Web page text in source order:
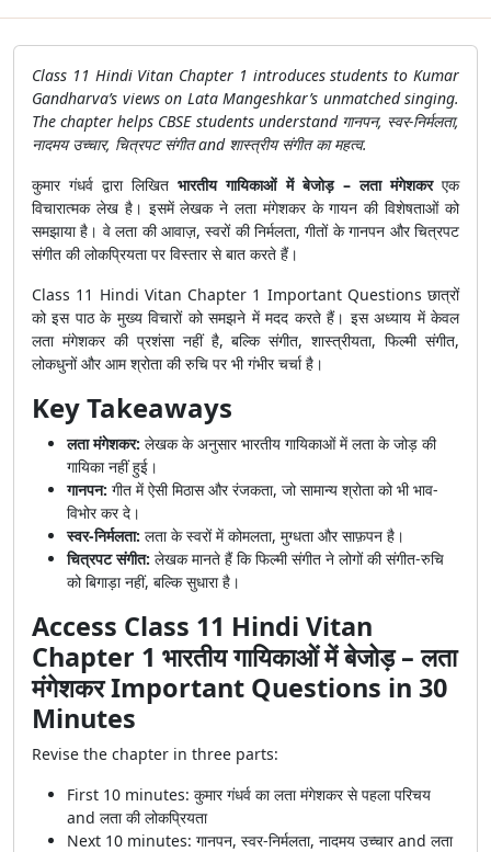
Class 11 Hindi Vitan Chapter 1 introduces students to Kumar
Gandharva’s views on Lata Mangeshkar’s unmatched singing.
The chapter helps CBSE students understand गानपन, स्वर-निर्मलता,
नादमय उच्चार, चित्रपट संगीत and शास्त्रीय संगीत का महत्व.
कुमार गंधर्व द्वारा लिखितभारतीय गायिकाओं में बेजोड़ – लता मंगेशकरएक
विचारात्मक लेख है। इसमें लेखक ने लता मंगेशकर के गायन की विशेषताओं को
समझाया है। वे लता की आवाज़, स्वरों की निर्मलता, गीतों के गानपन और चित्रपट
संगीत की लोकप्रियता पर विस्तार से बात करते हैं।
Class 11 Hindi Vitan Chapter 1 Important Questions छात्रों
को इस पाठ के मुख्य विचारों को समझने में मदद करते हैं। इस अध्याय में केवल
लता मंगेशकर की प्रशंसा नहीं है, बल्कि संगीत, शास्त्रीयता, फिल्मी संगीत,
लोकधुनों और आम श्रोता की रुचि पर भी गंभीर चर्चा है।
Key Takeaways
लता मंगेशकर: लेखक के अनुसार भारतीय गायिकाओं में लता के जोड़ की
गायिका नहीं हुई।
गानपन: गीत में ऐसी मिठास और रंजकता, जो सामान्य श्रोता को भी भाव-
विभोर कर दे।
स्वर-निर्मलता: लता के स्वरों में कोमलता, मुग्धता और साफ़पन है।
चित्रपट संगीत: लेखक मानते हैं कि फिल्मी संगीत ने लोगों की संगीत-रुचि
को बिगाड़ा नहीं, बल्कि सुधारा है।
Access Class 11 Hindi Vitan
Chapter 1 भारतीय गायिकाओं में बेजोड़ – लता
मंगेशकर Important Questions in 30
Minutes
Revise the chapter in three parts:
First 10 minutes: कुमार गंधर्व का लता मंगेशकर से पहला परिचय
and लता की लोकप्रियता
Next 10 minutes: गानपन, स्वर-निर्मलता, नादमय उच्चार and लता